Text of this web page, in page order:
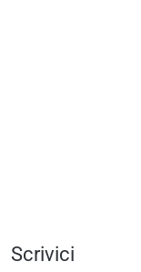
Scrivici